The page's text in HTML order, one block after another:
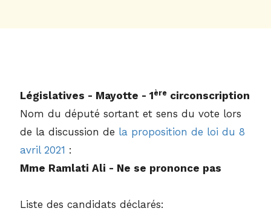
Législatives - Mayotte - 1ère circonscription
Nom du député sortant et sens du vote lors
de la discussion de la proposition de loi du 8
avril 2021 :
Mme Ramlati Ali - Ne se prononce pas
Liste des candidats déclarés: